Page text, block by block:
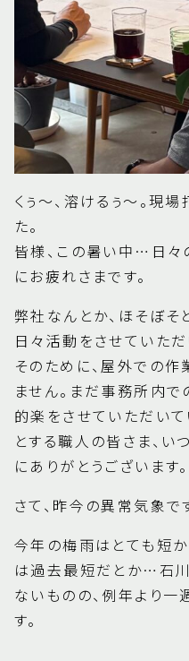
くぅ～、溶けるぅ～。現
た。
皆様、この暑い中…日々
にお疲れさまです。
弊社なんとか、ほそぼそ
日々活動をさせていただ
そのために、屋外での
ません。まだ事務所内
的楽をさせていただい
とする職人の皆さま、い
にありがとうございます。
さて、昨今の異常気象で
今年の梅雨はとても短か
は過去最短だとか…石
ないものの、例年より
す。